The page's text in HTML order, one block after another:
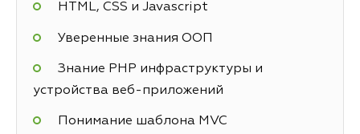
HTML, CSS и Javascript
Уверенные знания ООП
Знание PHP инфраструктуры и
устройства веб-приложений
Понимание шаблона MVC